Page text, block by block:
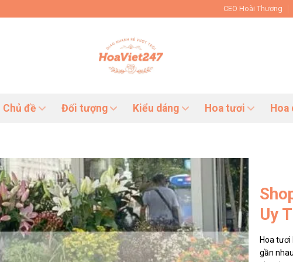
CEO Hoài Thương
Chủ đề Đối tượng Kiểu dáng Hoa tươi Hoa
Uy
Hoa
gần